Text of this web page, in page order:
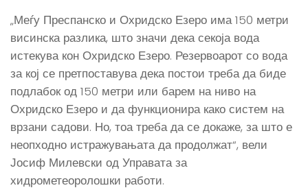
„Меѓу Преспанско и Охридско Езеро има 150 метри
висинска разлика, што значи дека секоја вода
истекува кон Охридско Езеро. Резервоарот со вода
за кој се претпоставува дека постои треба да биде
подлабок од 150 метри или барем на ниво на
Охридско Езеро и да функционира како систем на
врзани садови. Но, тоа треба да се докаже, за што е
неопходно истражувањата да продолжат“, вели
Јосиф Милевски од Управата за
хидрометеоролошки работи.